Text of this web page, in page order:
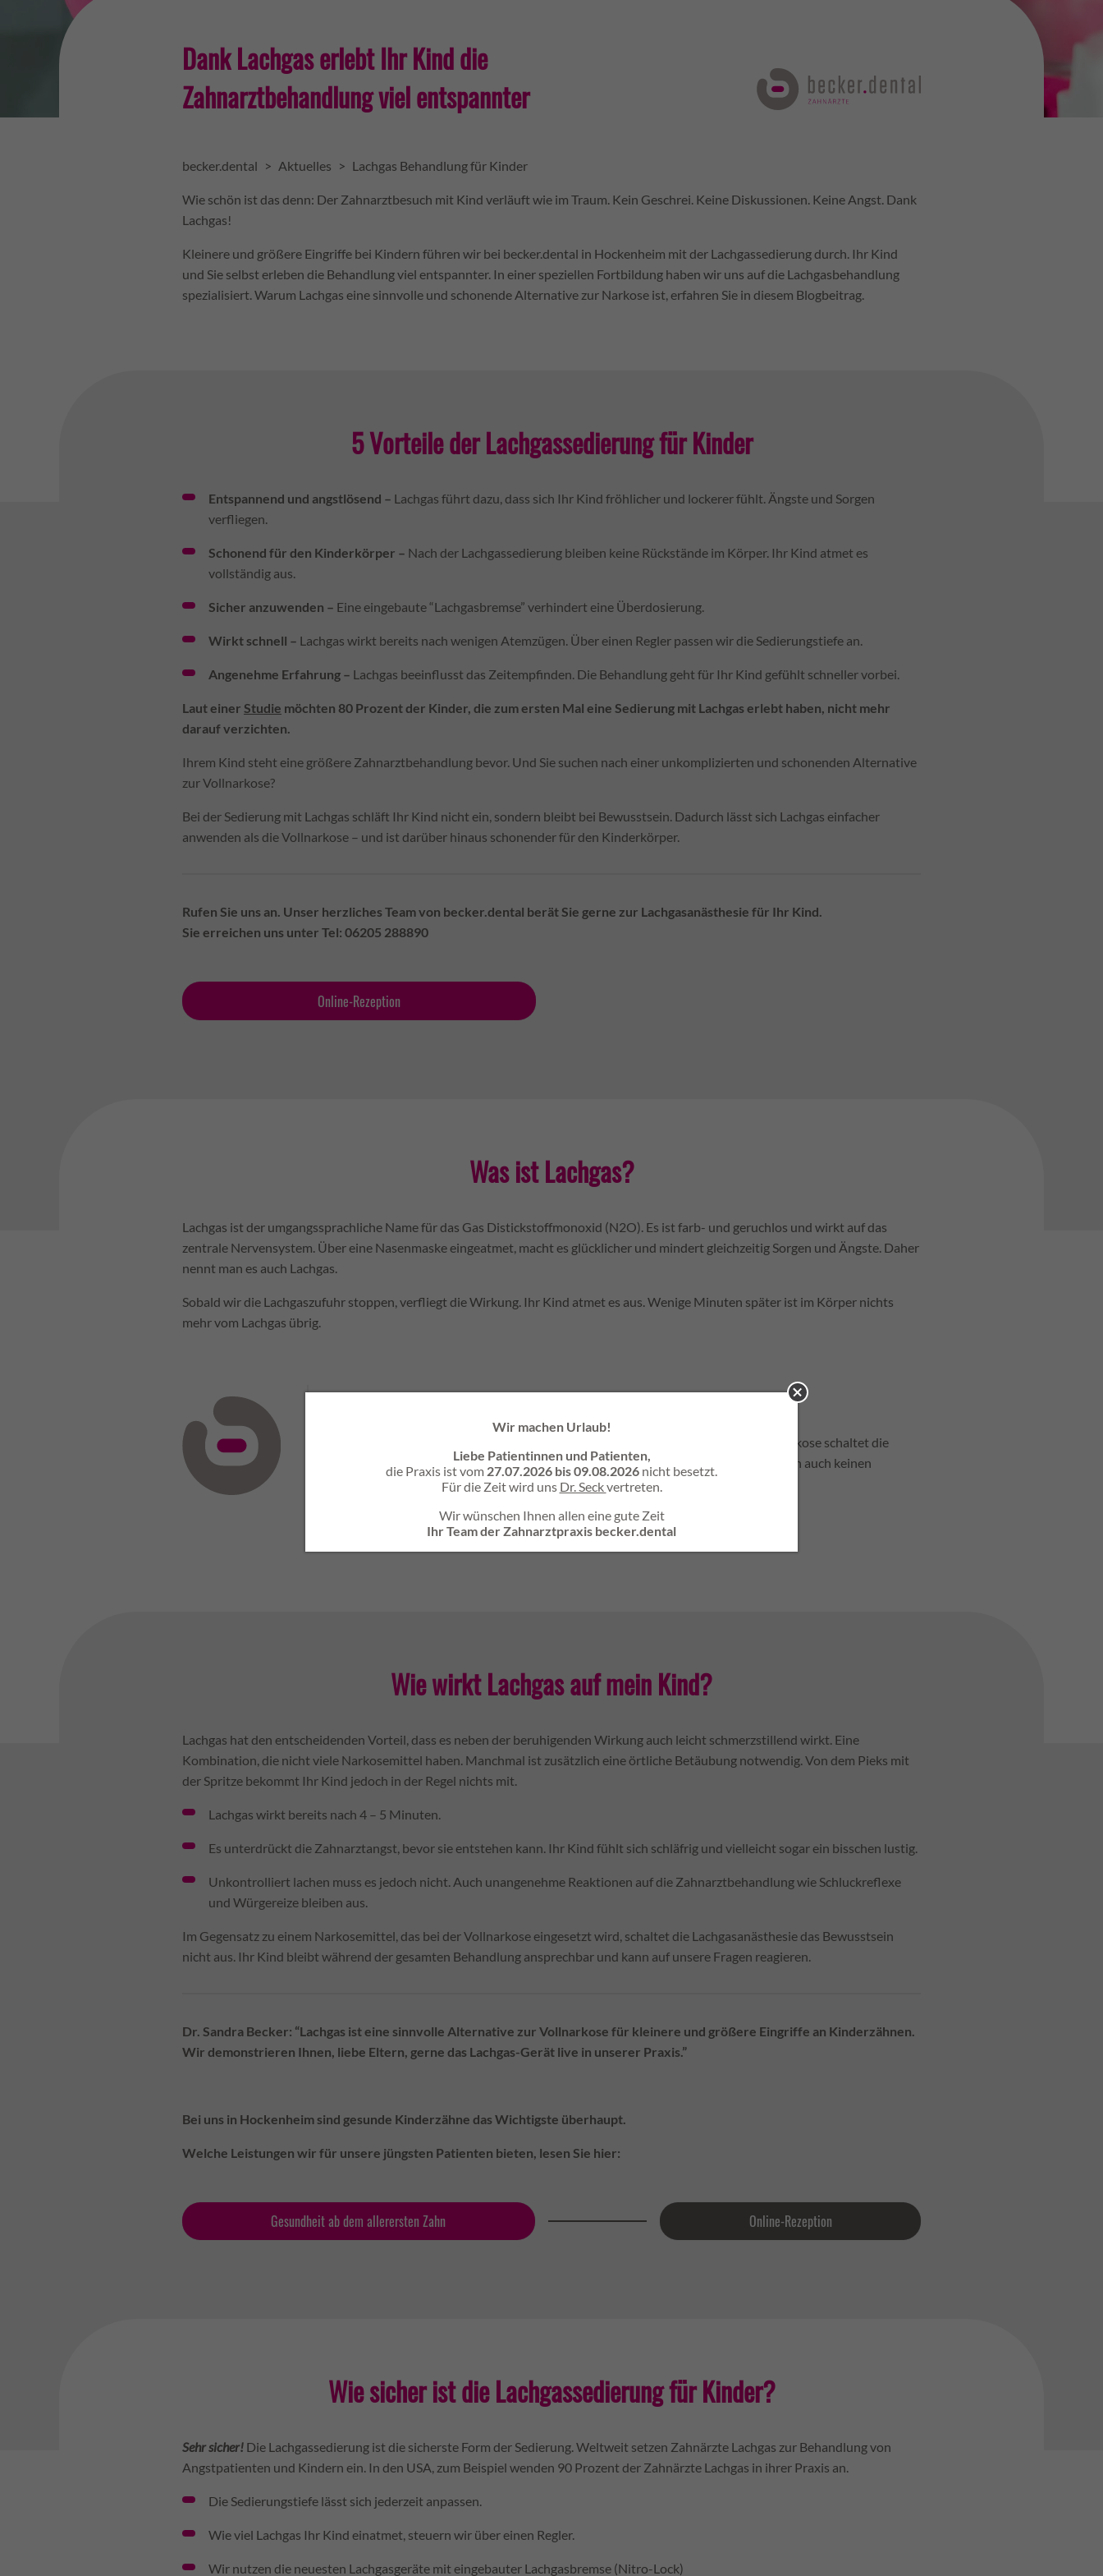
Dank Lachgas erlebt Ihr Kind die
Zahnarztbehandlung viel entspannter
becker.dental > Aktuelles > Lachgas Behandlung für Kinder
Wie schön ist das denn: Der Zahnarztbesuch mit Kind verläuft wie im Traum. Kein Geschrei. Keine Diskussionen. Keine Angst. Dank
Lachgas!
Kleinere und größere Eingriffe bei Kindern führen wir bei becker.dental in Hockenheim mit der Lachgassedierung durch. Ihr Kind
und Sie selbst erleben die Behandlung viel entspannter. In einer speziellen Fortbildung haben wir uns auf die Lachgasbehandlung
spezialisiert. Warum Lachgas eine sinnvolle und schonende Alternative zur Narkose ist, erfahren Sie in diesem Blogbeitrag.
5 Vorteile der Lachgassedierung für Kinder
Entspannend und angstlösend – Lachgas führt dazu, dass sich Ihr Kind fröhlicher und lockerer fühlt. Ängste und Sorgen
verfliegen.
Schonend für den Kinderkörper – Nach der Lachgassedierung bleiben keine Rückstände im Körper. Ihr Kind atmet es
vollständig aus.
Sicher anzuwenden – Eine eingebaute “Lachgasbremse” verhindert eine Überdosierung.
Wirkt schnell – Lachgas wirkt bereits nach wenigen Atemzügen. Über einen Regler passen wir die Sedierungstiefe an.
Angenehme Erfahrung – Lachgas beeinflusst das Zeitempfinden. Die Behandlung geht für Ihr Kind gefühlt schneller vorbei.
Laut einer Studie möchten 80 Prozent der Kinder, die zum ersten Mal eine Sedierung mit Lachgas erlebt haben, nicht mehr
darauf verzichten.
Ihrem Kind steht eine größere Zahnarztbehandlung bevor. Und Sie suchen nach einer unkomplizierten und schonenden Alternative
zur Vollnarkose?
Bei der Sedierung mit Lachgas schläft Ihr Kind nicht ein, sondern bleibt bei Bewusstsein. Dadurch lässt sich Lachgas einfacher
anwenden als die Vollnarkose – und ist darüber hinaus schonender für den Kinderkörper.
Rufen Sie uns an. Unser herzliches Team von becker.dental berät Sie gerne zur Lachgasanästhesie für Ihr Kind.
Sie erreichen uns unter Tel: 06205 288890
Online-Rezeption
Was ist Lachgas?
Lachgas ist der umgangssprachliche Name für das Gas Distickstoffmonoxid (N2O). Es ist farb- und geruchlos und wirkt auf das
zentrale Nervensystem. Über eine Nasenmaske eingeatmet, macht es glücklicher und mindert gleichzeitig Sorgen und Ängste. Daher
nennt man es auch Lachgas.
Sobald wir die Lachgaszufuhr stoppen, verfliegt die Wirkung. Ihr Kind atmet es aus. Wenige Minuten später ist im Körper nichts
mehr vom Lachgas übrig.
Sedieren bedeutet so viel wie “beruhigen” und “ruhigstellen”. Im Gegensatz zur Narkose schaltet die
Sedierung mit Lachgas das Bewusstsein nicht aus – Ihr Kind bleibt wach. Wir führen auch keinen
Schlauch in die Luftröhre ein, über Ihr Kind beatmet wird. Es atmet selbstständig.
Wie wirkt Lachgas auf mein Kind?
Lachgas hat den entscheidenden Vorteil, dass es neben der beruhigenden Wirkung auch leicht schmerzstillend wirkt. Eine
Kombination, die nicht viele Narkosemittel haben. Manchmal ist zusätzlich eine örtliche Betäubung notwendig. Von dem Pieks mit
der Spritze bekommt Ihr Kind jedoch in der Regel nichts mit.
Lachgas wirkt bereits nach 4 – 5 Minuten.
Es unterdrückt die Zahnarztangst, bevor sie entstehen kann. Ihr Kind fühlt sich schläfrig und vielleicht sogar ein bisschen lustig.
Unkontrolliert lachen muss es jedoch nicht. Auch unangenehme Reaktionen auf die Zahnarztbehandlung wie Schluckreflexe
und Würgereize bleiben aus.
Im Gegensatz zu einem Narkosemittel, das bei der Vollnarkose eingesetzt wird, schaltet die Lachgasanästhesie das Bewusstsein
nicht aus. Ihr Kind bleibt während der gesamten Behandlung ansprechbar und kann auf unsere Fragen reagieren.
Dr. Sandra Becker: “Lachgas ist eine sinnvolle Alternative zur Vollnarkose für kleinere und größere Eingriffe an Kinderzähnen.
Wir demonstrieren Ihnen, liebe Eltern, gerne das Lachgas-Gerät live in unserer Praxis.”
Bei uns in Hockenheim sind gesunde Kinderzähne das Wichtigste überhaupt.
Welche Leistungen wir für unsere jüngsten Patienten bieten, lesen Sie hier:
Gesundheit ab dem allerersten Zahn Online-Rezeption
Wie sicher ist die Lachgassedierung für Kinder?
Sehr sicher! Die Lachgassedierung ist die sicherste Form der Sedierung. Weltweit setzen Zahnärzte Lachgas zur Behandlung von
Angstpatienten und Kindern ein. In den USA, zum Beispiel wenden 90 Prozent der Zahnärzte Lachgas in ihrer Praxis an.
Die Sedierungstiefe lässt sich jederzeit anpassen.
Wie viel Lachgas Ihr Kind einatmet, steuern wir über einen Regler.
Wir nutzen die neuesten Lachgasgeräte mit eingebauter Lachgasbremse (Nitro-Lock)
Wir machen Urlaub!
Liebe Patientinnen und Patienten,
die Praxis ist vom 27.07.2026 bis 09.08.2026 nicht besetzt.
Für die Zeit wird uns Dr. Seckvertreten.
Wir wünschen Ihnen allen eine gute Zeit
Ihr Team der Zahnarztpraxis becker.dental
Schließen